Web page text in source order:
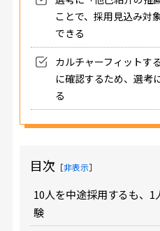
ことで、採用見込み対
できる
カルチャーフィットす
に確認するため、選考
る
目次 ［非表示］
10人を中途採用するも、
験